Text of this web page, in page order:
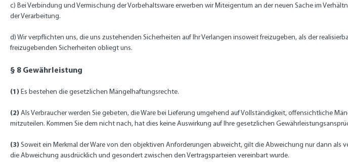
c) Bei Verbindung und Vermischung der Vorbehaltsware erwerben wir Miteigentum an der neuen Sache im
der Verarbeitung.
d) Wir verpflichten uns, die uns zustehenden Sicherheiten auf Ihr Verlangen insoweit freizugeben, als der
freizugebenden Sicherheiten obliegt uns.
§ 8 Gewährleistung
(1)Es bestehen die gesetzlichen Mängelhaftungsrechte.
(2)Als Verbraucher werden Sie gebeten, die Ware bei Lieferung umgehend auf Vollständigkeit, offensichtliche
mitzuteilen. Kommen Sie dem nicht nach, hat dies keine Auswirkung auf Ihre gesetzlichen
(3)Soweit ein Merkmal der Ware von den objektiven Anforderungen abweicht, gilt die Abweichung nur dann
die Abweichung ausdrücklich und gesondert zwischen den Vertragsparteien vereinbart wurde.